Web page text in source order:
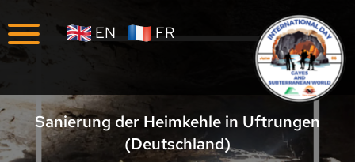
EN FR
Sanierung der Heimkehle in Uftrungen
(Deutschland)